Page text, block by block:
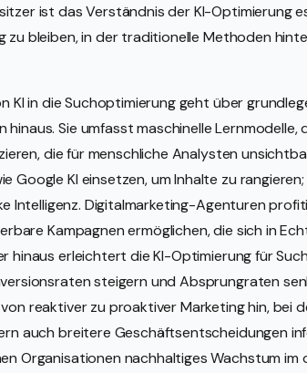
ist das Verständnis der KI-Optimierung
zu bleiben, in der traditionelle Methoden
KI in die Suchoptimierung geht über
hinaus. Sie umfasst maschinelle
die für menschliche Analysten
Google KI einsetzen, um Inhalte zu
Intelligenz. Digitalmarketing-Agenturen
Kampagnen ermöglichen, die sich in
hinaus erleichtert die KI-Optimierung für
steigern und Absprungraten
reaktiver zu proaktiver Marketing hin, bei
auch breitere Geschäftsentscheidungen
Organisationen nachhaltiges Wachstum im